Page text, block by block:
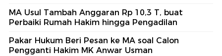
MA Usul Tambah Anggaran Rp 10,3 T, buat
Perbaiki Rumah Hakim hingga Pengadilan
Pakar Hukum Beri Pesan ke MA soal Calon
Pengganti Hakim MK Anwar Usman